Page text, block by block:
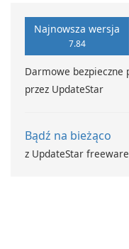
Najnowsza wersja
7.84
Darmowe
przez UpdateStar
Bądź na bieżąco
z UpdateStar